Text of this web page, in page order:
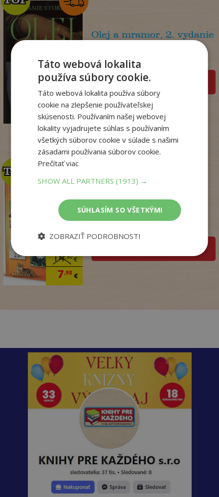
14,90
4 €
Olej a mramor, 2. vydanie
Na sklade
pridať do košíka
14,50€
7,95€
TOP
TOP
Zo sveta zvierat
. kolektív
Táto webová lokalita
používa súbory cookie.
Táto webová lokalita používa súbory
cookie na zlepšenie používateľskej
skúsenosti. Používaním našej webovej
lokality vyjadrujete súhlas s používaním
všetkých súborov cookie v súlade s našimi
zásadami používania súborov cookie.
Prečítať viac
SHOW ALL PARTNERS(1913) →
SÚHLASÍM SO VŠETKÝMI
ZOBRAZIŤ PODROBNOSTI